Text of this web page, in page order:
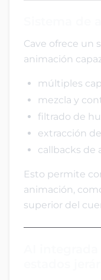
Cave ofrece un
animación
múltiples
mezcla y
filtrado de
extracción
callbacks de
Esto permite
animación,
superior del